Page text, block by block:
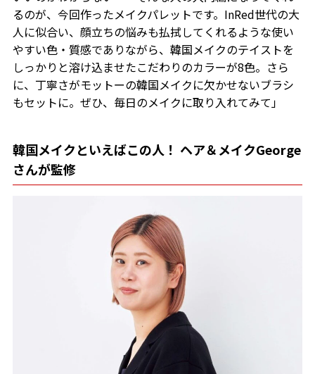
るのが、今回作ったメイクパレットです。InRed世代の大
人に似合い、顔立ちの悩みも払拭してくれるような使い
やすい色・質感でありながら、韓国メイクのテイストを
しっかりと溶け込ませたこだわりのカラーが8色。さら
に、丁寧さがモットーの韓国メイクに欠かせないブラシ
もセットに。ぜひ、毎日のメイクに取り入れてみて」
韓国メイクといえばこの人！ ヘア＆メイクGeorge
さんが監修